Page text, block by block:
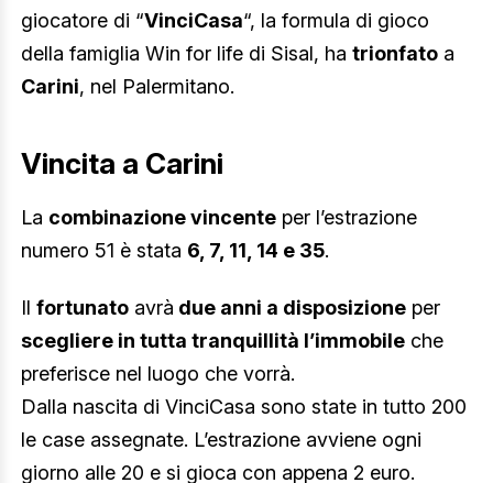
giocatore di “VinciCasa“, la formula di gioco
della famiglia Win for life di Sisal, ha trionfato a
Carini, nel Palermitano.
Vincita a Carini
La combinazione vincente per l’estrazione
numero 51 è stata 6, 7, 11, 14 e 35.
Il fortunato avrà due anni a disposizione per
scegliere in tutta tranquillità l’immobile che
preferisce nel luogo che vorrà.
Dalla nascita di VinciCasa sono state in tutto 200
le case assegnate. L’estrazione avviene ogni
giorno alle 20 e si gioca con appena 2 euro.